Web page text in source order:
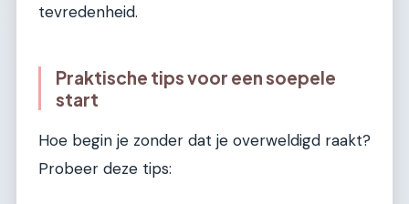
tevredenheid.
Praktische tips voor een soepele
start
Hoe begin je zonder dat je overweldigd raakt?
Probeer deze tips: